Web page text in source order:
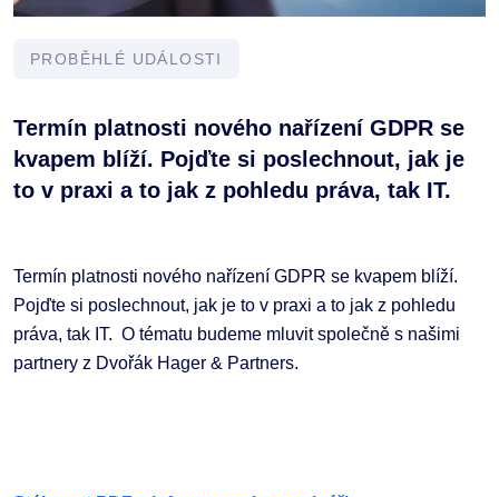
PROBĚHLÉ UDÁLOSTI
Termín platnosti nového nařízení GDPR se
kvapem blíží. Pojďte si poslechnout, jak je
to v praxi a to jak z pohledu práva, tak IT.
Termín platnosti nového nařízení GDPR se kvapem blíží.
Pojďte si poslechnout, jak je to v praxi a to jak z pohledu
práva, tak IT. O tématu budeme mluvit společně s našimi
partnery z Dvořák Hager & Partners.